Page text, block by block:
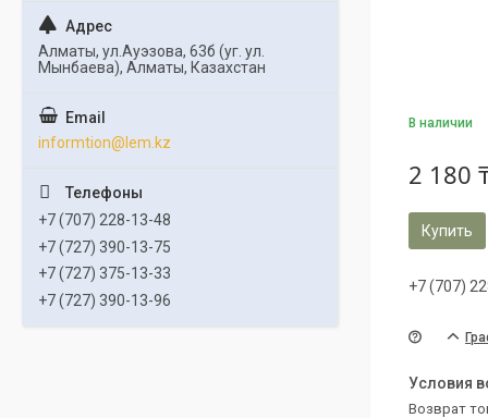
В наличии
2 180
Купить
+7 (707)
возврат
Алматы, ул.Ауэзова, 63б (уг. ул.
Мынбаева), Алматы, Казахстан
informtion@lem.kz
+7 (707) 228-13-48
+7 (727) 390-13-75
+7 (727) 375-13-33
+7 (727) 390-13-96